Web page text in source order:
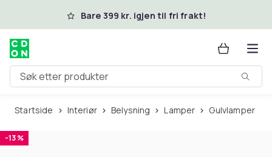
Hopp til hovedinnholdBare 399 kr. igjen til fri frakt!
Søk etter produkter
Startside Interiør Belysning Lamper Gulvlamper
-13 %